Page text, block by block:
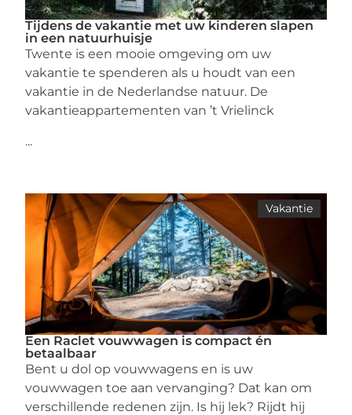
Tijdens de vakantie met uw kinderen slapen
in een natuurhuisje
Twente is een mooie omgeving om uw
vakantie te spenderen als u houdt van een
vakantie in de Nederlandse natuur. De
vakantieappartementen van ’t Vrielinck
...
Vakantie
Een Raclet vouwwagen is compact én
betaalbaar
Bent u dol op vouwwagens en is uw
vouwwagen toe aan vervanging? Dat kan om
verschillende redenen zijn. Is hij lek? Rijdt hij